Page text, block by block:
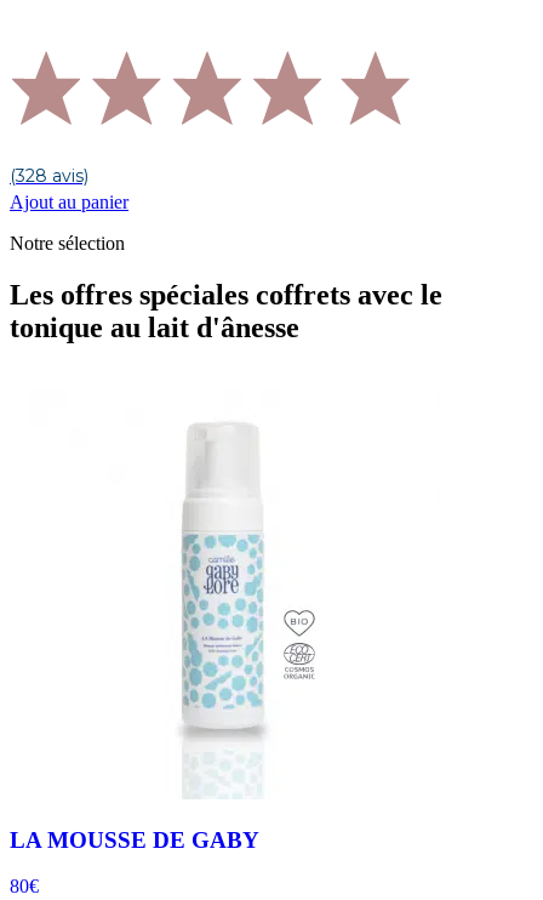
(328 avis)
Ajout au panier
Notre sélection
Les offres spéciales coffrets avec le
tonique au lait d'ânesse
LA MOUSSE DE GABY
80€